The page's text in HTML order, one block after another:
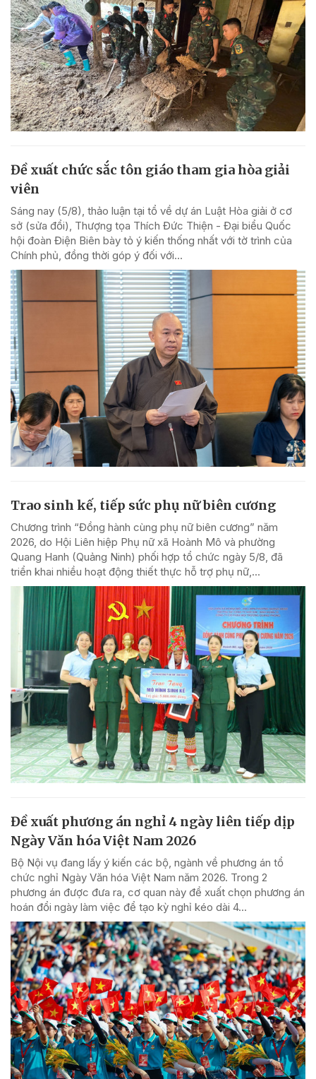
Đề xuất chức sắc tôn giáo tham gia hòa giải
viên
Sáng nay (5/8), thảo luận tại tổ về dự án Luật Hòa giải ở cơ
sở (sửa đổi), Thượng tọa Thích Đức Thiện - Đại biểu Quốc
hội đoàn Điện Biên bày tỏ ý kiến thống nhất với tờ trình của
Chính phủ, đồng thời góp ý đối với...
Trao sinh kế, tiếp sức phụ nữ biên cương
Chương trình “Đồng hành cùng phụ nữ biên cương” năm
2026, do Hội Liên hiệp Phụ nữ xã Hoành Mô và phường
Quang Hanh (Quảng Ninh) phối hợp tổ chức ngày 5/8, đã
triển khai nhiều hoạt động thiết thực hỗ trợ phụ nữ,...
Đề xuất phương án nghỉ 4 ngày liên tiếp dịp
Ngày Văn hóa Việt Nam 2026
Bộ Nội vụ đang lấy ý kiến các bộ, ngành về phương án tổ
chức nghỉ Ngày Văn hóa Việt Nam năm 2026. Trong 2
phương án được đưa ra, cơ quan này đề xuất chọn phương án
hoán đổi ngày làm việc để tạo kỳ nghỉ kéo dài 4...